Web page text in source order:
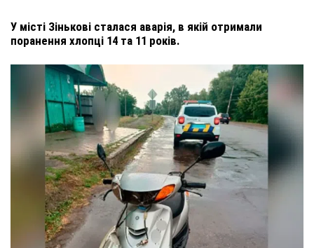
У місті Зінькові сталася аварія, в якій отримали
поранення хлопці 14 та 11 років.